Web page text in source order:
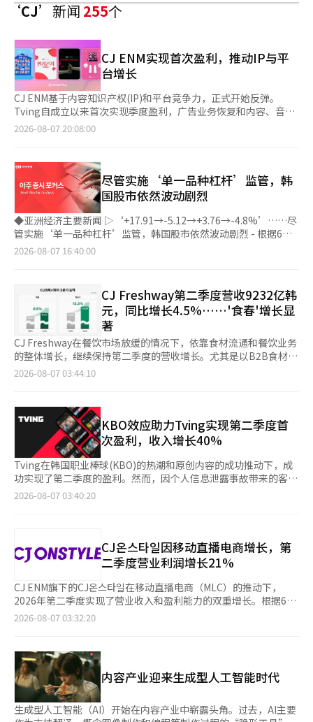
‘CJ’新闻255个
CJ ENM实现首次盈利，推动IP与平
台增长
CJ ENM基于内容知识产权(IP)和平台竞争力，正式开始反弹。
Tving自成立以来首次实现季度盈利，广告业务恢复和内容、音乐
IP多样化相结合，预计将改善中长期盈利能力。 7日，CJ ENM在6
台的增长。 最引人注目的成就是在线视频服务(OTT) Tving。今年
第二季度营业利润达到60亿韩元，实现了盈利转变。这得益于韩国
职业棒球(KBO)联赛的转播和原创内容的影响。用户数同比增长
24.7%，月活跃用户数(MAU)超过970万。 值得关注的是广告收
入。广告收入在同期增长52%，证明了其增长潜力。三星证券研究
员崔敏河表示：“Tving首次实现季度盈利，确认了盈利改善的可
能性和盈利能力。”他补充道：“下半年将基于整合广播、数字和
户外广告的竞争力，重点扩大综合广告产品。”并预计广告收入规
广播、数字和户外广告的综合广告产品，下半年电视广告收入有望
实现正增长。” 内容IP的变现方式也在多样化。一个典型的例子是
原创内容《厨师兵传奇》。CJ ENM在制作过程中利用人工智能(AI)
和虚拟间接广告(VPPL)技术降低了制作成本。此外，衍生IP《味觉
男孩》还扩展到音乐、餐饮(F&B)和颁奖典礼表演等领域。 在音乐
业务方面，CJ ENM一方面回收利用现有IP，另一方面积极获取新
IP。通过《Produce 101 Japan 新世界》、《恋孩子星球C：家乡
过Mnet Plus扩大原创内容和日本艺人粉丝俱乐部的在线化，增强
全球粉丝基础。 证券界认为，Tving的首次盈利转变标志着CJ
ENM长期投资的内容IP和数字平台逐渐与收益相连接。随着下半年
广告市场的恢复和新IP的扩展，预计盈利改善趋势将持续。 兴国生
命研究员黄成镇表示：“通过过去IP的重启成功实现了收入来源的
多样化。”他展望道：“将通过优化IP组合，开始扩展中长期的盈
利基础。”
2026-08-07 20:08:00
尽管实施‘单一品种杠杆’监管，韩
国股市依然波动剧烈
◆亚洲经济主要新闻 ▷‘+17.91→-5.12→+3.76→-4.8%’……尽
管实施‘单一品种杠杆’监管，韩国股市依然波动剧烈 - 根据6日
金融投资行业和资本市场研究院的报告，今年上半年韩国综合股价
局面，政府于上月30日提前实施了‘单一品种杠杆’监管，但效果
仍不明显。从7月30日以来，股指在6个交易日内出现了四次超过
4%的剧烈波动。 - 报告指出，去年初三星电子和SK海力士的市值
占比为23%，而截至6月底已飙升至55%（以KOSPI200为基准为
59%）。 - 由于仅有两家公司占据了股指的一半以上，当全球内存
半导体行业的不确定性或美中技术冲突等外部因素出现时，这两家
公司便会受到影响，进而导致整个KOSPI的暴跌，形成恶性循环。
- 其他专家也提出了类似的分析。DB证券研究中心的李炳建表
公司的获利抛售等外部不利因素出现时，过去的个人买入力量减
弱，导致市场流动性变薄。” ◆主要报告 ▷反映短缺忧虑的铜
价，预计将进一步反映流动性 - 铜价再次超过每吨1.4万美元。上
周智利北部高山地区发生的暴雨和暴雪对输电设施造成了损害，导
致矿山作业暂时中断。 - 然而，重要的是价格对气候变化问题的敏
感反应。全球前20大矿山在去年和今年都下调了生产指引，主要原
因是矿山老化和品位问题。 - 相反，需求正在快速增长。随着人工
智能（AI）产业化的开始，电力需求急剧上升，基础设施建设迅速
今年内铜价将突破每吨1.6万美元。理论上，当流动性出现时，商
品价格将按照‘贵金属→有色金属→能源→农产品’的顺序上涨，
基于流动性提前反映（对冲）的黄金来看，有色金属板块在明年上
日）主要公告 ▷韩国投资证券第二季度营业利润为1.2102万亿韩
元……同比增长92.4% ▷EL&F第二季度营业利润为208亿韩
元……实现扭亏为盈 ▷元益IPS第二季度营业利润为184亿韩
元……同比增长16.9% ▷LG U+第二季度营业利润为3445亿韩
元……增长13.1% ◆基金动态（截至5日，不包括ETF） ▷国内股
票型：2.4334万亿韩元 ▷海外股票型：1993亿韩元 ◆今日（周
五）主要日程 ▷中国：进出口统计（7月） ▷德国：工业生产（6
月） ▷美国：就业报告（7月）※ 本报道经人工智能（AI）系统翻
2026-08-07 16:40:00
CJ Freshway第二季度营收9232亿韩
元，同比增长4.5%……'食春'增长显
著
CJ Freshway在餐饮市场放缓的情况下，依靠食材流通和餐饮业务
的整体增长，继续保持第二季度的营收增长。尤其是以B2B食材平
台“食春”为中心，在线业务快速增长，推动了整体规模的扩大。
业利润下降了14.5%。同期交易额（GMV）为1兆3629亿韩元，增
长了13.3%。 餐饮食材和食品原料流通业务的营收达4184亿韩
元。其中，在线业务的营收比去年同期增长了51%。今年3月收购
的食材平台“食春”的增长为业绩提供了支持。 CJ Freshway通过
将现有物流网络与“食春”平台结合，扩大了综合配送产品的规
模，增强了在线竞争力。因此，“食春”第二季度的累计交易额为
1513亿韩元，同比增长25.8%。 食品原料和特许经营客户也保持
了增长。通过数据驱动的销售，新增客户不断增加，食品原料部门
体餐饮部门也增长了4.9%。新订单规模同比增长43.7%，并新获
得了陆军训练所和海军陆战队第一师等军队餐饮项目。特许经营渠
道的营收增长了21%。 然而，由于对食材开放市场的前期投资，
营业利润有所下降。CJ Freshway表示，为了将“食春”培养为未
来的增长动力，正在战略性地投入资源于市场营销和平台升级等方
面。尽管反映了初期投资成本，但食材流通和餐饮等现有业务在各
个领域保持了稳定的增长。 CJ Freshway计划在下半年继续以“食
效率。 임성철 CJ Freshway首席财务官（CFO）表示：“我们将
把‘食春’培养为未来增长的核心，领导食材流通市场的数字化转
型，并继续投资以提高食材流通和餐饮业务的竞争力，建立可持续
的增长基础。”※ 本报道经人工智能（AI）系统翻译与编辑。
2026-08-07 03:44:10
KBO效应助力Tving实现第二季度首
次盈利，收入增长40%
Tving在韩国职业棒球(KBO)的热潮和原创内容的成功推动下，成
功实现了第二季度的盈利。然而，因个人信息泄露事故带来的客户
赔偿和罚款负担，预计将对未来业绩产生影响。 6日，CJ ENM在
盈。” 这一成绩的背后，得益于韩国职业棒球(KBO)的热潮。原创
剧集《厨师兵传奇》和《友美的细胞们3》等也取得了良好的收视
率，用户订阅量和月活跃用户数(MAU)均有所增加。 张CFO指
出：“广告和订阅收入实现了快速增长，但预计第三季度由于广告
淡季，成本将增加，同时海外销售短期内可能会减少，因此表现可
能会略显疲软。” 然而，仍然存在变数。因为在6月发生了个人信
息泄露事故，受影响的账户估计约为1980万个。 张CFO表
和罚款及罚金的裁定。”他指出：“客户内部赔偿方案预计将在9
月或10月公布。” 他还表示：“罚款和罚金将在个人信息保护委
员会的调查结束后转交给Tving，因其是基于收入计算的，因此会
产生影响。” Tving与Wave的合并仍在进行中。CJ ENM表示将在
下半年正式推进两家公司合并的讨论，并计划与战略投资者(SI)的
协商与KT的讨论相结合。※ 本报道经人工智能（AI）系统翻译与
2026-08-07 03:40:20
CJ온스타일因移动直播电商增长，第
二季度营业利润增长21%
CJ ENM旗下的CJ온스타일在移动直播电商（MLC）的推动下，
2026年第二季度实现了营业收入和盈利能力的双重增长。根据6日
CJ ENM的报告，CJ온스타일第二季度的营业利润为260亿韩元，比
同比激增161.3%。同期，CJ온스타일应用的新安装数量和月活跃
用户数（MAU）分别增长了25.6%和10.5%。CJ온스타일此前通过
将直播节目剪辑成短视频内容，向YouTube、Instagram和
TikTok等外部渠道传播，增加了新客户的流入。此外，将KBO及
电影《穿普拉达的女王2》、《月球漫步》、《小黄人》等拥有粉
2026-08-07 03:32:20
内容产业迎来生成型人工智能时代
生成型人工智能（AI）开始在内容产业中崭露头角。过去，AI主要